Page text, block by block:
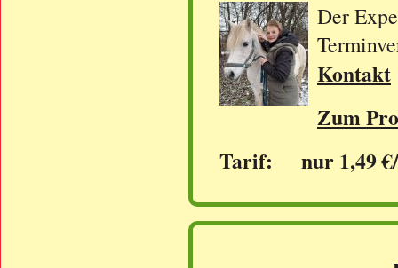
Der
Kontakt
Zum
Tarif: nur 1,49